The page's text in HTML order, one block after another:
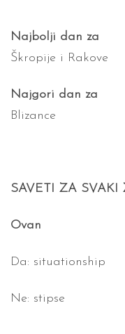
Najbolji dan za
Škropije i Rakove
Najgori dan za
Blizance
SAVETI ZA
Ovan
Da: situationship
Ne: stipse